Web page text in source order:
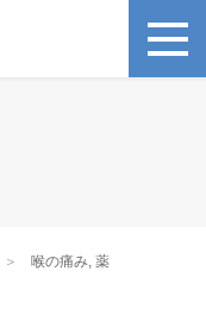
喉の痛み, 薬